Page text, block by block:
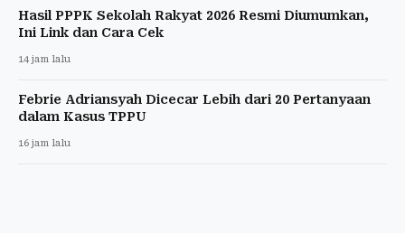
Hasil PPPK Sekolah Rakyat 2026 Resmi Diumumkan,
Ini Link dan Cara Cek
14 jam lalu
Febrie Adriansyah Dicecar Lebih dari 20 Pertanyaan
dalam Kasus TPPU
16 jam lalu